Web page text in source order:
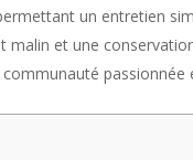
un entretien
malin et une